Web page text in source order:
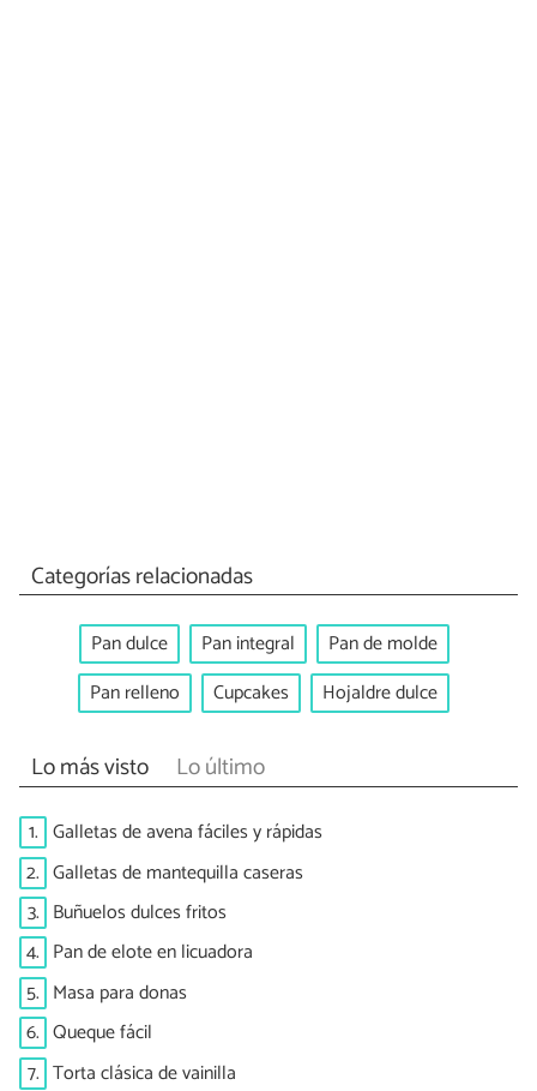
Categorías relacionadas
Pan dulce Pan integral
Pan de molde
Pan relleno
Cupcakes Hojaldre dulce
Lo más visto Lo último
1. Galletas de avena fáciles y rápidas
2. Galletas de mantequilla caseras
3. Buñuelos dulces fritos
4. Pan de elote en licuadora
5. Masa para donas
6. Queque fácil
7. Torta clásica de vainilla